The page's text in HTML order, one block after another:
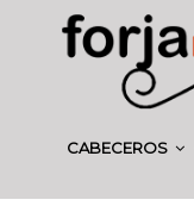
CABECEROS